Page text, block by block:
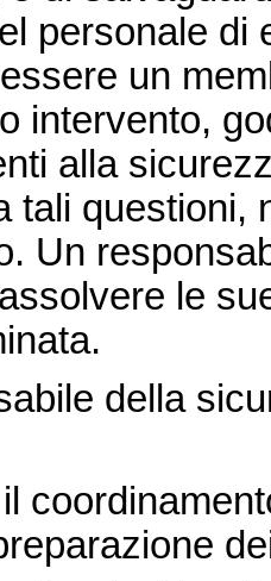
personale di
un
intervento,
alla
tali questioni,
Un
le
della